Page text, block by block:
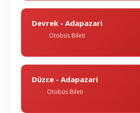
Devrek - Adapazari
Otobüs Bileti
Düzce - Adapazari
Otobüs Bileti